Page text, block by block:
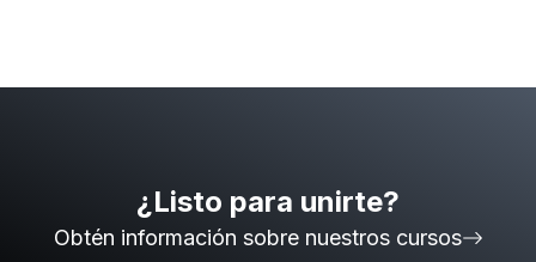
¿Listo para unirte?
Obtén información sobre nuestros cursos